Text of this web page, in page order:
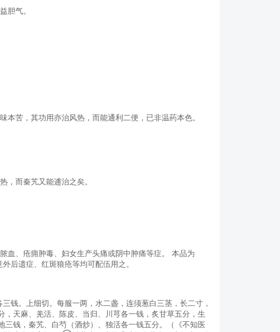
胆气。
苦，其功用亦治风热，而能通利二便，已非温药本色。
，而秦艽又能逋治之矣。
血、疮痈肿毒、妇女生产头痛或阴中肿痛等症。 本品为
后遗症、红斑狼疮等均可配伍用之。
钱。上细切。每服一两，水二盏，连须葱白三茎，长二寸，
天麻、羌活、陈皮、当归、川芎各一钱，炙甘草五分，生
钱，秦艽、白芍（酒炒）、独活各一钱五分。（《不知医